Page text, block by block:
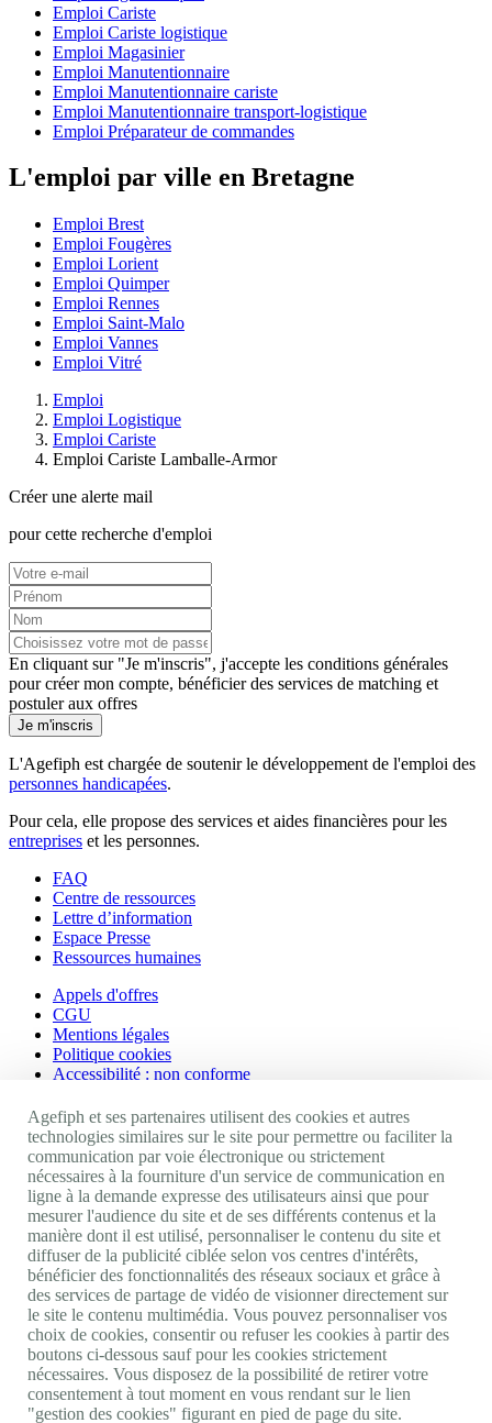
Emploi Cariste
Emploi Cariste logistique
Emploi Magasinier
Emploi Manutentionnaire
Emploi Manutentionnaire cariste
Emploi Manutentionnaire transport-logistique
Emploi Préparateur de commandes
L'emploi par ville en Bretagne
Emploi Brest
Emploi Fougères
Emploi Lorient
Emploi Quimper
Emploi Rennes
Emploi Saint-Malo
Emploi Vannes
Emploi Vitré
Emploi
Emploi Logistique
Emploi Cariste
Emploi Cariste Lamballe-Armor
Créer une alerte mail
pour cette recherche d'emploi
En cliquant sur "Je m'inscris", j'accepte les conditions générales
pour créer mon compte, bénéficier des services de matching et
postuler aux offres
Je m'inscris
L'Agefiph est chargée de soutenir le développement de l'emploi des
personnes handicapées.
Pour cela, elle propose des services et aides financières pour les
entreprises et les personnes.
FAQ
Centre de ressources
Lettre d’information
Espace Presse
Ressources humaines
Appels d'offres
CGU
Mentions légales
Politique cookies
Accessibilité : non conforme
Nos autres sites
Site portail Agefiph
Activateur de progrès
Handinnov
Innovation et recherche
Université du RRH
Service AppuiPro
Nous suivre
Youtube
Linkedin
Facebook
Twitter
Agefiph et ses partenaires utilisent des cookies et autres
technologies similaires sur le site pour permettre ou faciliter la
communication par voie électronique ou strictement
nécessaires à la fourniture d'un service de communication en
ligne à la demande expresse des utilisateurs ainsi que pour
mesurer l'audience du site et de ses différents contenus et la
manière dont il est utilisé, personnaliser le contenu du site et
diffuser de la publicité ciblée selon vos centres d'intérêts,
bénéficier des fonctionnalités des réseaux sociaux et grâce à
des services de partage de vidéo de visionner directement sur
le site le contenu multimédia. Vous pouvez personnaliser vos
choix de cookies, consentir ou refuser les cookies à partir des
boutons ci-dessous sauf pour les cookies strictement
nécessaires. Vous disposez de la possibilité de retirer votre
consentement à tout moment en vous rendant sur le lien
"gestion des cookies" figurant en pied de page du site.